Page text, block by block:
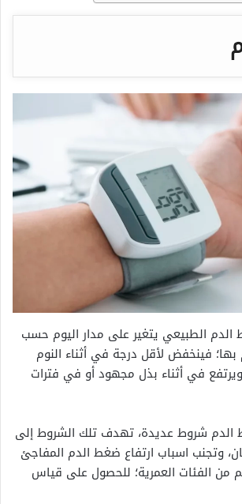
الدم الطبيعي يتغير على مدار اليوم حسب
فينخفض لأقل درجة في أثناء النوم
في أثناء بذل مجهود أو في فترات
شروط عديدة، تهدف تلك الشروط إلى
وتجنب اسباب ارتفاع ضغط الدم المفاجئ
من الفئات العمرية؛ للحصول على قياس